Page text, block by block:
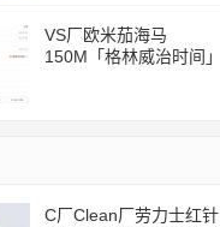
VS厂欧米茄海马
150M「格林威治时间」
C厂Clean厂劳力士红针